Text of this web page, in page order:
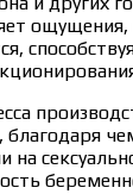
ощущения,
на